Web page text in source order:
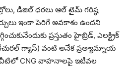
డీజిల్ ధరలు ఆల్ టైమ్ గరిష్ఠ
ఇంకా పెరిగే అవకాశం ఉందని
ప్ర‌స్తుతం హైబ్రిడ్, ఎలక్ట్రిక్
గ్యాస్) వంటి అనేక ప్రత్యామ్నాయ
CNG వాహ‌నాల‌పై ఇటీవ‌ల